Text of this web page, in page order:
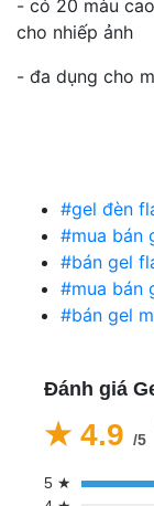
- có 20 màu
cho nhiếp ảnh
- đa dụng cho
#gel đèn
#mua bán
#bán gel
#mua bán
#bán gel
Đánh giá
★ 4.9 /5
5 ★